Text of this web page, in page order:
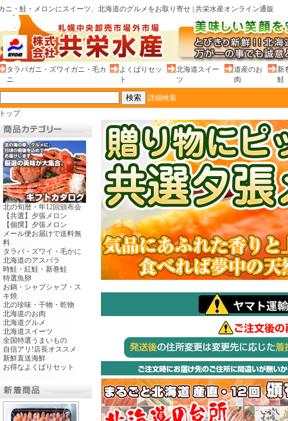
ニ・鮭・メロンにスイーツ、北海道のグルメをお取り寄せ | 共栄水産オンライン通販
タラバガニ・ズワイガニ・毛カ
ニ
よくばりセッ
ト
北海道スイー
ツ
道産のお
肉
新
鮭
詳細検索
トップ
北の旬暦・年12回頒布会
【共選】夕張メロン
【個撰】夕張メロン
メール便お届けで送料無
料
タラバ・ズワイ・毛かに
北海道のアスパラ
時鮭・紅鮭・新巻鮭
特選魚卵
お鍋・シャブシャブ・ス
キ焼
北の珍味・干物・乾物
北海道のお肉
北海道グルメ
北海道スイーツ
全国特選うまいもの
自信アリ!店長オススメ
新鮮直送海鮮
お得なよくばりセット